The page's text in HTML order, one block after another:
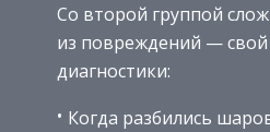
Со второй группой
из повреждений — свой
диагностики:
Когда разбились